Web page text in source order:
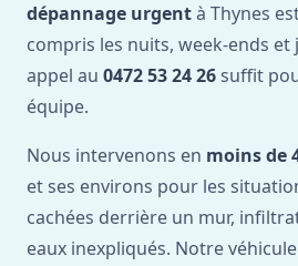
dépannage urgentà Thynes
compris les nuits, week-ends et
appel au 0472 53 24 26 suffit
équipe.
Nous intervenons en moins de
et ses environs pour les
cachées derrière un mur,
eaux inexpliqués. Notre